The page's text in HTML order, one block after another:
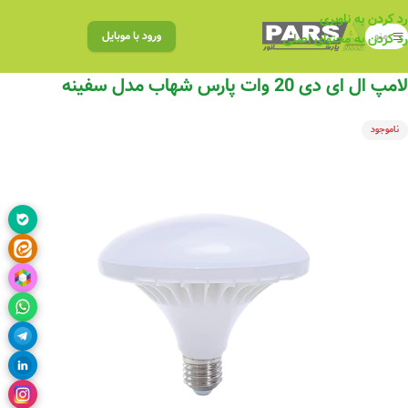
رد کردن به ناوبری
رد کردن به محتوای اصلی
منو ورود با موبایل
لامپ ال ای دی 20 وات پارس شهاب مدل سفینه
ناموجود